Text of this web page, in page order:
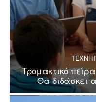
Τρομακτικό
Θα διδάσκει